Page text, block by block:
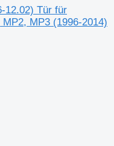
12.02) Tür für
MP3 (1996-2014)